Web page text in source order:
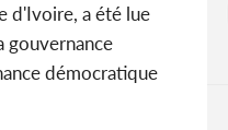
d'Ivoire, a été lue
gouvernance
démocratique